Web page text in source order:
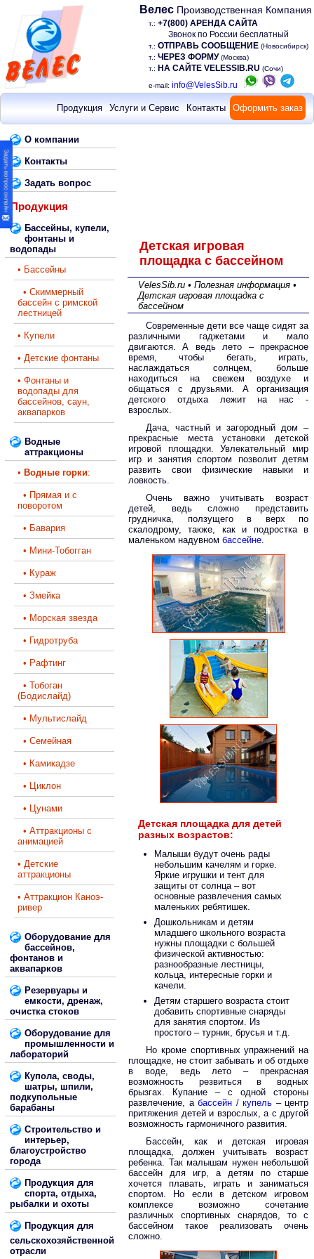
Велес Производственная Компания
т.: +7(800) АРЕНДА САЙТА
Звонок по России бесплатный
т.: ОТПРАВЬ СООБЩЕНИЕ (Новосибирск)
т.: ЧЕРЕЗ ФОРМУ (Москва)
т.: НА САЙТЕ VELESSIB.RU (Сочи)
e-mail: info@VelesSib.ru
Продукция Услуги и Сервис Контакты Оформить заказ
О компании
Контакты
Задать вопрос
Продукция
Бассейны, купели,
фонтаны и
водопады
• Бассейны
• Скиммерный
бассейн с римской
лестницей
• Купели
• Детские фонтаны
• Фонтаны и
водопады для
бассейнов, саун,
аквапарков
Водные
аттракционы
• Водные горки:
• Прямая и с
поворотом
• Бавария
• Мини-Тобогган
• Кураж
• Змейка
• Морская звезда
• Гидротруба
• Рафтинг
• Тобоган
(Бодислайд)
• Мультислайд
• Семейная
• Камикадзе
• Циклон
• Цунами
• Аттракционы с
анимацией
• Детские
аттракционы
• Аттракцион Каноэ-
ривер
Оборудование для
бассейнов,
фонтанов и
аквапарков
Резервуары и
емкости, дренаж,
очистка стоков
Оборудование для
промышленности и
лабораторий
Купола, своды,
шатры, шпили,
подкупольные
барабаны
Строительство и
интерьер,
благоустройство
города
Продукция для
спорта, отдыха,
рыбалки и охоты
Продукция для
сельскохозяйственной
отрасли
Детская игровая
площадка с бассейном
VelesSib.ru • Полезная информация •
Детская игровая площадка с
бассейном
Современные дети все чаще сидят за
различными гаджетами и мало
двигаются. А ведь лето – прекрасное
время, чтобы бегать, играть,
наслаждаться солнцем, больше
находиться на свежем воздухе и
общаться с друзьями. А организация
детского отдыха лежит на нас -
взрослых.
Дача, частный и загородный дом –
прекрасные места установки детской
игровой площадки. Увлекательный мир
игр и занятия спортом позволит детям
развить свои физические навыки и
ловкость.
Очень важно учитывать возраст
детей, ведь сложно представить
грудничка, ползущего в верх по
скалодрому, также, как и подростка в
маленьком надувном бассейне.
Детская площадка для детей
разных возрастов:
Малыши будут очень рады
небольшим качелям и горке.
Яркие игрушки и тент для
защиты от солнца – вот
основные развлечения самых
маленьких ребятишек.
Дошкольникам и детям
младшего школьного возраста
нужны площадки с большей
физической активностью:
разнообразные лестницы,
кольца, интересные горки и
качели.
Детям старшего возраста стоит
добавить спортивные снаряды
для занятия спортом. Из
простого – турник, брусья и т.д.
Но кроме спортивных упражнений на
площадке, не стоит забывать и об отдыхе
в воде, ведь лето – прекрасная
возможность резвиться в водных
брызгах. Купание – с одной стороны
развлечение, а бассейн / купель – центр
притяжения детей и взрослых, а с другой
возможность гармоничного развития.
Бассейн, как и детская игровая
площадка, должен учитывать возраст
ребенка. Так малышам нужен небольшой
бассейн для игр, а детям по старше
хочется плавать, играть и заниматься
спортом. Но если в детском игровом
комплексе возможно сочетание
различных спортивных снарядов, то с
бассейном такое реализовать очень
сложно.